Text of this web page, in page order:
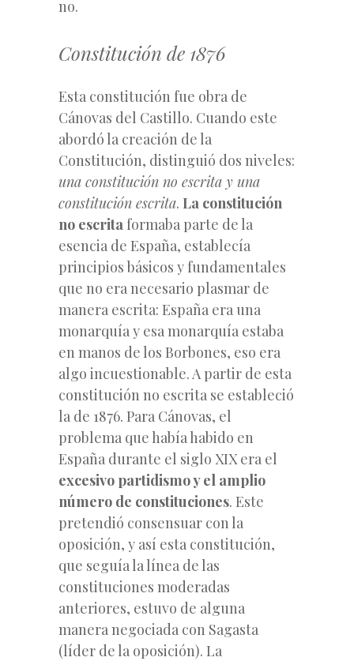
no.
Constitución de 1876
Esta constitución fue obra de
Cánovas del Castillo. Cuando este
abordó la creación de la
Constitución, distinguió dos niveles:
una constitución no escrita y una
constitución escrita. La constitución
no escritaformaba parte de la
esencia de España, establecía
principios básicos y fundamentales
que no era necesario plasmar de
manera escrita: España era una
monarquía y esa monarquía estaba
en manos de los Borbones, eso era
algo incuestionable. A partir de esta
constitución no escrita se estableció
la de 1876. Para Cánovas, el
problema que había habido en
España durante el siglo XIX era el
excesivo partidismo y el amplio
número de constituciones. Este
pretendió consensuar con la
oposición, y así esta constitución,
que seguía la línea de las
constituciones moderadas
anteriores, estuvo de alguna
manera negociada con Sagasta
(líder de la oposición). La